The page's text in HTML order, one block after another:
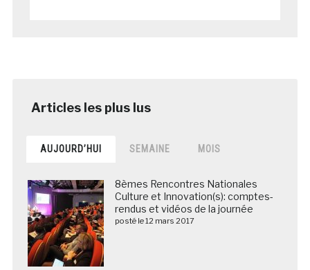
AUJOURD’HUI SEMAINE MOIS
8èmes Rencontres Nationales
Culture et Innovation(s): comptes-
rendus et vidéos de la journée
posté le 12 mars 2017